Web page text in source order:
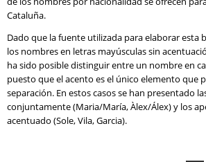
Cataluña.
Dado que la fuente utilizada para elaborar esta
los nombres en letras mayúsculas sin
ha sido posible distinguir entre un nombre en
puesto que el acento es el único elemento que
separación. En estos casos se han presentado
conjuntamente (Maria/María, Àlex/Álex) y los
acentuado (Sole, Vila, Garcia).